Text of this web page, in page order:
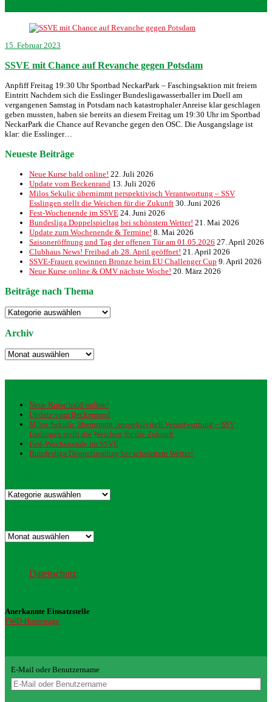
15. Februar 2023
SSVE mit Chance auf Revanche gegen Potsdam
Anpfiff Freitag 19:30 Uhr Sportbad NeckarPark – Faschingsaktion mit freiem
Eintritt Nachdem sich die Esslinger Bundesligawasserballer im Duell am
vergangenen Samstag in Potsdam nach katastrophaler Anreise klar geschlagen
geben mussten, haben sie bereits an diesem Freitag um 19:30 Uhr im Sportbad
NeckarPark die Chance auf Revanche gegen den OSC. Die Ausgangslage ist
klar: die Esslinger…
Neueste Beiträge
Neue Kurse bald online! 22. Juli 2026
Update vom Beckenrand 13. Juli 2026
Milos Sekulic übernimmt perspektivisch Verantwortung – SSV
Esslingen stellt die Weichen für die Zukunft 30. Juni 2026
Fest-Wochenende im SSVE 24. Juni 2026
Bundesliga Doppelspieltag bei schönstem Wetter! 21. Mai 2026
Update zum Wochenende & Termine! 8. Mai 2026
Saisoneröffnung und Tag der offenen Tür am 01.05.2026 27. April 2026
Clubhaus News! Freibad ab 28. April geöffnet! 21. April 2026
SSVE-Frauen gewinnen Bronze beim EU Challenger Cup 9. April 2026
Neue Kurse online & OMV nächste Woche! 20. März 2026
Beiträge nach Thema
Beiträge
nach
Thema
Archiv
Archiv
Neue Kurse bald online!
Update vom Beckenrand
Milos Sekulic übernimmt perspektivisch Verantwortung – SSV
Esslingen stellt die Weichen für die Zukunft
Fest-Wochenende im SSVE
Bundesliga Doppelspieltag bei schönstem Wetter!
Kategorien
Archiv
Datenschutz
Anerkannte Einsatzstelle
FWD-Homepage
E-Mail oder Benutzername